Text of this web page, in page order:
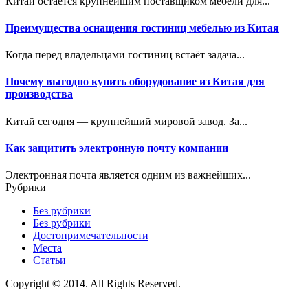
Преимущества оснащения гостиниц мебелью из Китая
Когда перед владельцами гостиниц встаёт задача...
Почему выгодно купить оборудование из Китая для
производства
Китай сегодня — крупнейший мировой завод. За...
Как защитить электронную почту компании
Электронная почта является одним из важнейших...
Рубрики
Без рубрики
Без рубрики
Достопримечательности
Места
Статьи
Copyright © 2014. All Rights Reserved.